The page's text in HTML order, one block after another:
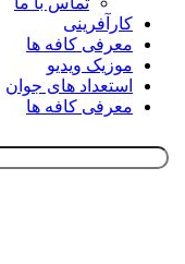
کارآفرینی
معرفی کافه ها
موزیک ویدیو
استعداد های جوان
معرفی کافه ها